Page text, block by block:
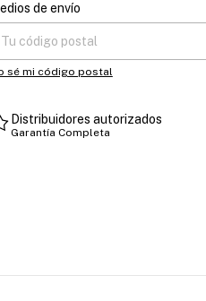
para el CP:
de envío
sé mi código postal
Distribuidores autorizados
Garantía Completa